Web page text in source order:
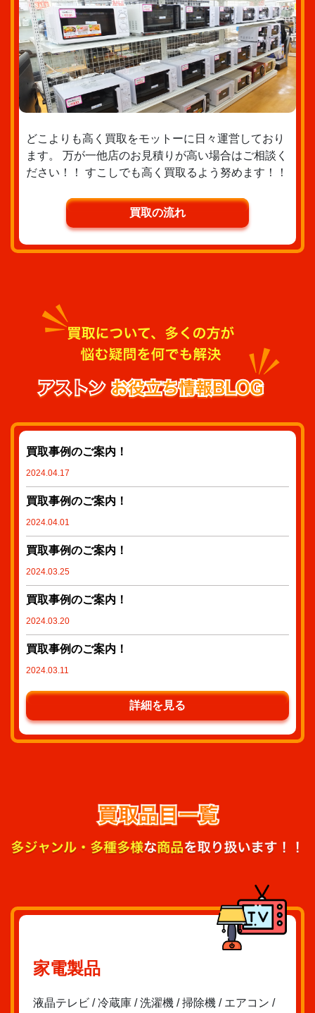
どこよりも高く買取をモットーに日々運営しており
ます。 万が一他店のお見積りが高い場合はご相談く
ださい！！ すこしでも高く買取るよう努めます！！
買取の流れ
買取事例のご案内！
2024.04.17
買取事例のご案内！
2024.04.01
買取事例のご案内！
2024.03.25
買取事例のご案内！
2024.03.20
買取事例のご案内！
2024.03.11
詳細を見る
家電製品
液晶テレビ / 冷蔵庫 / 洗濯機 / 掃除機 / エアコン /